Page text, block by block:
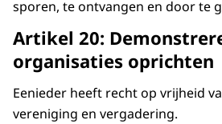
sporen, te ontvangen en door te
Artikel 20:
organisaties oprichten
Eenieder heeft recht op vrijheid
vereniging en vergadering.